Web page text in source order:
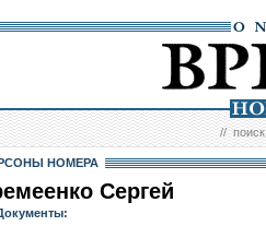
//поиск
НОМЕРА
Сергей